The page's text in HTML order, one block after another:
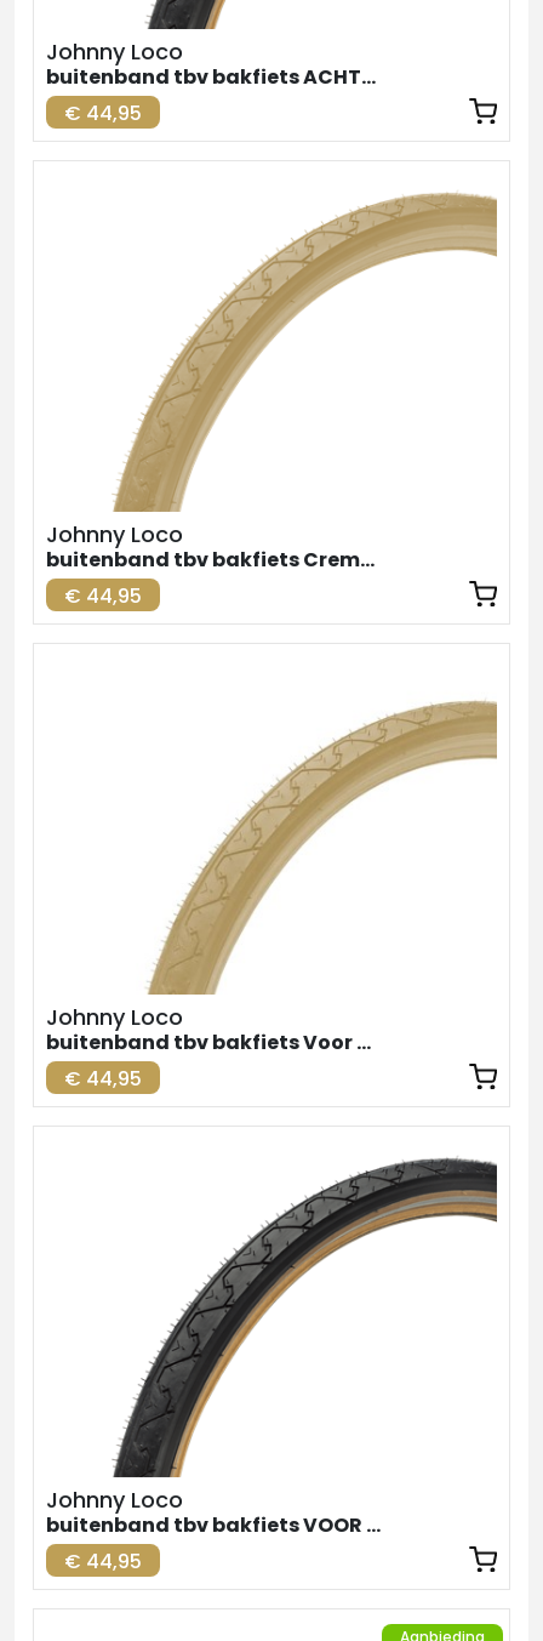
Johnny Loco
buitenband tbv bakfiets ACHTER zw-br. 26inch
€ 44,95
Johnny Loco
buitenband tbv bakfiets Creme Achter 26inch
€ 44,95
Johnny Loco
buitenband tbv bakfiets Voor Creme 24inch
€ 44,95
Johnny Loco
buitenband tbv bakfiets VOOR zw-br. 24inch
€ 44,95
Aanbieding